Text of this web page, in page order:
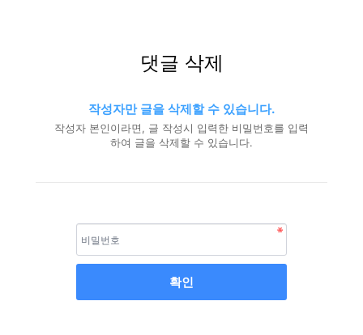
댓글 삭제
작성자만 글을 삭제할 수 있습니다.
작성자 본인이라면, 글 작성시 입력한 비밀번호를 입력
하여 글을 삭제할 수 있습니다.